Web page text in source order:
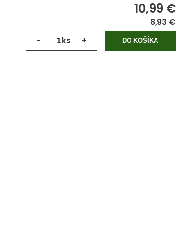
10,99 €
8,93 €
- ks + DO KOŠÍKA